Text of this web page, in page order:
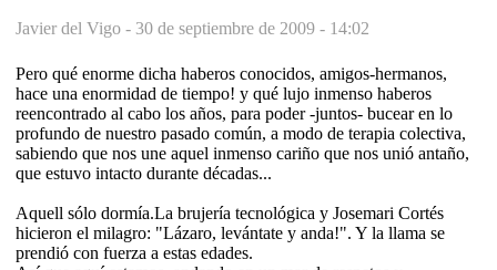
Javier del Vigo - 30 de septiembre de 2009 - 14:02
Pero qué enorme dicha haberos conocidos, amigos-hermanos,
hace una enormidad de tiempo! y qué lujo inmenso haberos
reencontrado al cabo los años, para poder -juntos- bucear en lo
profundo de nuestro pasado común, a modo de terapia colectiva,
sabiendo que nos une aquel inmenso cariño que nos unió antaño,
que estuvo intacto durante décadas...
Aquell sólo dormía.La brujería tecnológica y Josemari Cortés
hicieron el milagro: "Lázaro, levántate y anda!". Y la llama se
prendió con fuerza a estas edades.